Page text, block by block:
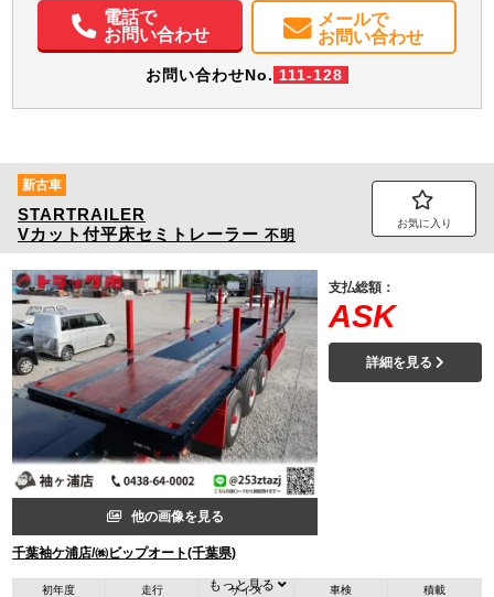
取扱説明書（一部含む）
メンテナンスノート（保証書）
電話で
お問い合わせ
メールで
お問い合わせ
お問い合わせNo. 111-128
新古車
STARTRAILER
Vカット付平床セミトレーラー 不明
お気に入り
他の画像を見る
千葉袖ケ浦店/㈱ビップオート(千葉県)
支払総額：
ASK
詳細を見る
初年度 走行 サイズ 車検 積載
もっと見る